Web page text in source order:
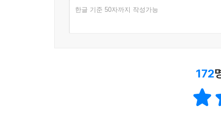
한글 기준 50자까지 작성가능
172